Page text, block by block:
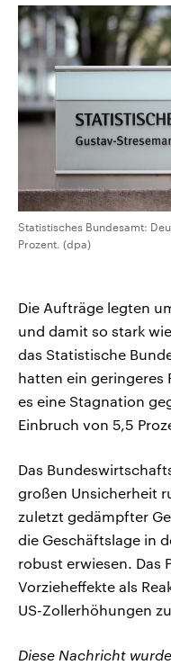
Umfragen, Prognosen,
Wahlprogramme,
und Hintergründe zu den
und Kandidaten der
Wahl.
Sendungen
Audio-Archiv
Statistisches Bundesamt:
Prozent. (dpa)
Die Aufträge legten
und damit so stark
das Statistische
hatten ein geringeres
es eine Stagnation
Einbruch von 5,5
Das
großen Unsicherheit
zuletzt gedämpfter
die Geschäftslage in
robust erwiesen. Das
Vorzieheffekte als
US-Zollerhöhungen
Diese Nachricht